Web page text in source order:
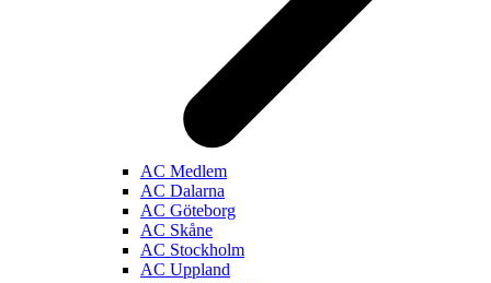
AC Medlem
AC Dalarna
AC Göteborg
AC Skåne
AC Stockholm
AC Uppland